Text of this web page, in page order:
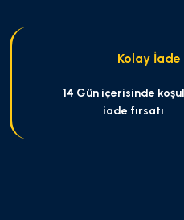
Kolay İade
14 Gün içerisinde
iade fırsatı